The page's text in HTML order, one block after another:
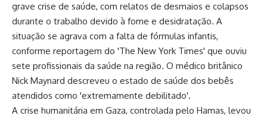
grave crise de saúde, com relatos de desmaios e colapsos
durante o trabalho devido à fome e desidratação. A
situação se agrava com a falta de fórmulas infantis,
conforme reportagem do 'The New York Times' que ouviu
sete profissionais da saúde na região. O médico britânico
Nick Maynard descreveu o estado de saúde dos bebês
atendidos como 'extremamente debilitado'.
A crise humanitária em Gaza, controlada pelo Hamas, levou